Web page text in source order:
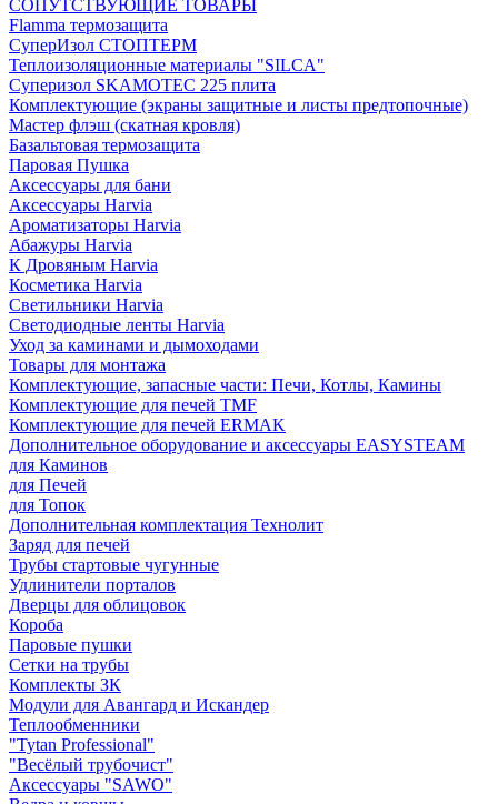
СОПУТСТВУЮЩИЕ ТОВАРЫ
Flamma термозащита
СуперИзол СТОПТЕРМ
Теплоизоляционные материалы "SILCA"
Суперизол SKAMOTEC 225 плита
Комплектующие (экраны защитные и листы предтопочные)
Мастер флэш (скатная кровля)
Базальтовая термозащита
Паровая Пушка
Аксессуары для бани
Аксессуары Harvia
Ароматизаторы Harvia
Абажуры Harvia
К Дровяным Harvia
Косметика Harvia
Светильники Harvia
Светодиодные ленты Harvia
Уход за каминами и дымоходами
Товары для монтажа
Комплектующие, запасные части: Печи, Котлы, Камины
Комплектующие для печей TMF
Комплектующие для печей ERMAK
Дополнительное оборудование и аксессуары EASYSTEAM
для Каминов
для Печей
для Топок
Дополнительная комплектация Технолит
Заряд для печей
Трубы стартовые чугунные
Удлинители порталов
Дверцы для облицовок
Короба
Паровые пушки
Сетки на трубы
Комплекты ЗК
Модули для Авангард и Искандер
Теплообменники
"Tytan Professional"
"Весёлый трубочист"
Аксессуары "SAWO"